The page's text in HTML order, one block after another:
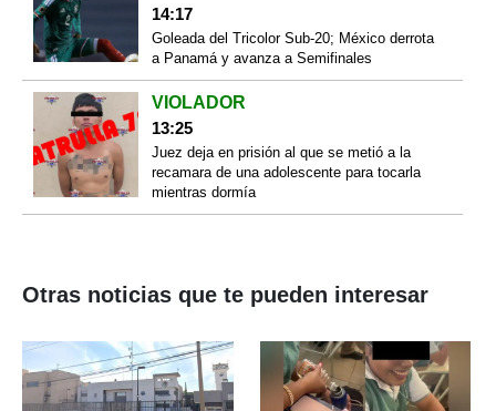
14:17
Goleada del Tricolor Sub-20; México derrota
a Panamá y avanza a Semifinales
VIOLADOR
13:25
Juez deja en prisión al que se metió a la
recamara de una adolescente para tocarla
mientras dormía
Otras noticias que te pueden interesar